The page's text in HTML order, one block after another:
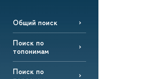
Общий поиск
Поиск по
топонимам
Поиск по